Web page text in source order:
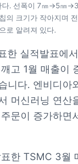
다. 선폭이 7㎚→5㎚
의 크기가 작아지며
로 알려져 있다.
한 실적발표에
고 1월 매출이
니다. 엔비디아
머신러닝 연산
문이 증가하면
한 TSMC 3월